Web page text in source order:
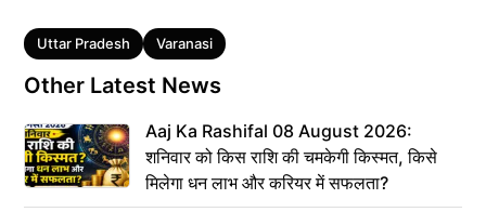
Tags
Uttar Pradesh Varanasi
Other Latest News
Aaj Ka Rashifal 08 August 2026:
शनिवार को किस राशि की चमकेगी किस्मत, किसे
मिलेगा धन लाभ और करियर में सफलता?